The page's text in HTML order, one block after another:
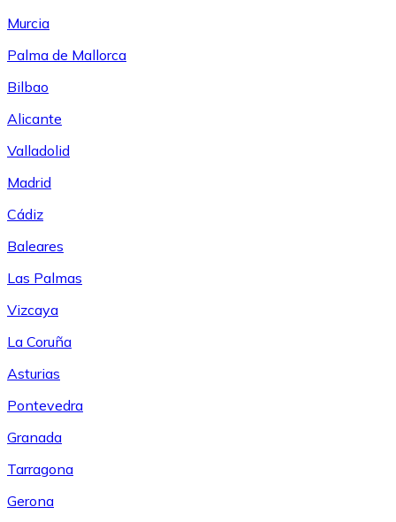
Murcia
Palma de Mallorca
Bilbao
Alicante
Valladolid
Madrid
Cádiz
Baleares
Las Palmas
Vizcaya
La Coruña
Asturias
Pontevedra
Granada
Tarragona
Gerona